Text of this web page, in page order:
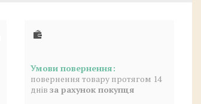
повернення товару протягом 14
днів за рахунок покупця